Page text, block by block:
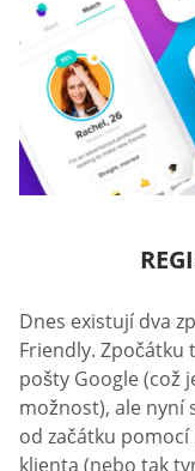
Dnes existují dva
Friendly. Zpočátku
pošty Google (což
možnost), ale nyní
od začátku
klienta (nebo tak